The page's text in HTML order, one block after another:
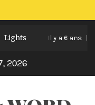
Il y a 6 ans Vegetal
2026